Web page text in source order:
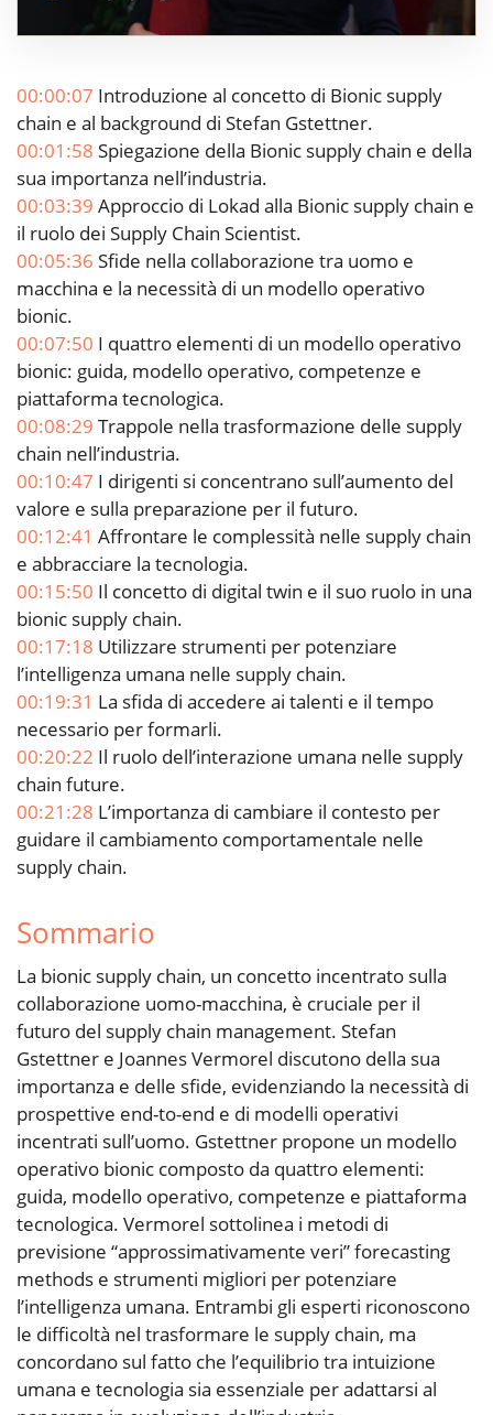
00:00:07 Introduzione al concetto di Bionic supply
chain e al background di Stefan Gstettner.
00:01:58 Spiegazione della Bionic supply chain e della
sua importanza nell’industria.
00:03:39 Approccio di Lokad alla Bionic supply chain e
il ruolo dei Supply Chain Scientist.
00:05:36 Sfide nella collaborazione tra uomo e
macchina e la necessità di un modello operativo
bionic.
00:07:50 I quattro elementi di un modello operativo
bionic: guida, modello operativo, competenze e
piattaforma tecnologica.
00:08:29 Trappole nella trasformazione delle supply
chain nell’industria.
00:10:47 I dirigenti si concentrano sull’aumento del
valore e sulla preparazione per il futuro.
00:12:41 Affrontare le complessità nelle supply chain
e abbracciare la tecnologia.
00:15:50 Il concetto di digital twin e il suo ruolo in una
bionic supply chain.
00:17:18 Utilizzare strumenti per potenziare
l’intelligenza umana nelle supply chain.
00:19:31 La sfida di accedere ai talenti e il tempo
necessario per formarli.
00:20:22 Il ruolo dell’interazione umana nelle supply
chain future.
00:21:28 L’importanza di cambiare il contesto per
guidare il cambiamento comportamentale nelle
supply chain.
Sommario
La bionic supply chain, un concetto incentrato sulla
collaborazione uomo-macchina, è cruciale per il
futuro del supply chain management. Stefan
Gstettner e Joannes Vermorel discutono della sua
importanza e delle sfide, evidenziando la necessità di
prospettive end-to-end e di modelli operativi
incentrati sull’uomo. Gstettner propone un modello
operativo bionic composto da quattro elementi:
guida, modello operativo, competenze e piattaforma
tecnologica. Vermorel sottolinea i metodi di
previsione “approssimativamente veri” forecasting
methods e strumenti migliori per potenziare
l’intelligenza umana. Entrambi gli esperti riconoscono
le difficoltà nel trasformare le supply chain, ma
concordano sul fatto che l’equilibrio tra intuizione
umana e tecnologia sia essenziale per adattarsi al